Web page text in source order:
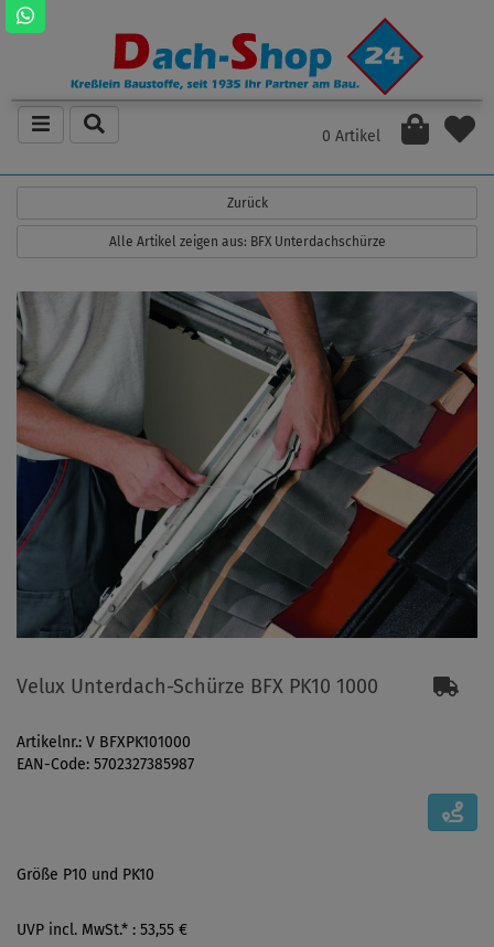
0 Artikel
Zurück
Alle Artikel zeigen aus: BFX Unterdachschürze
Velux Unterdach-Schürze BFX PK10 1000
Artikelnr.: V BFXPK101000
EAN-Code: 5702327385987
Größe P10 und PK10
UVP incl. MwSt.* : 53,55 €